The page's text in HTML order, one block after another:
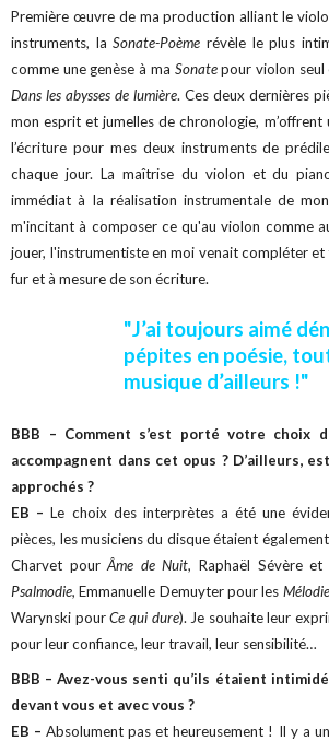
Première œuvre de ma production alliant le
instruments, la Sonate-Poème révèle le plus
comme une genèse à ma Sonatepour violon seul
Dans les abysses de lumière. Ces deux dernières
mon esprit et jumelles de chronologie, m’offrent
l’écriture pour mes deux instruments de
chaque jour. La maîtrise du violon et du
immédiat à la réalisation instrumentale de
m'incitant à composer ce qu'au violon comme
jouer, l'instrumentiste en moi venait compléter
fur et à mesure de son écriture.
"J’ai toujours aimé
pépites en poésie,
musique d’ailleurs !"
BBB – Comment s’est porté votre choix
accompagnent dans cet opus ? D’ailleurs,
approchés ?
EB –Le choix des interprètes a été une
pièces, les musiciens du disque étaient
Charvet pourÂme de Nuit, Raphaël Sévère
Psalmodie, Emmanuelle Demuyter pour les
Warynski pourCe qui dure). Je souhaite leur
pour leur confiance, leur travail, leur sensibilité…
BBB – Avez-vous senti qu’ils étaient
devant vous et avec vous ?
EB –Absolument pas et heureusement ! Il y a